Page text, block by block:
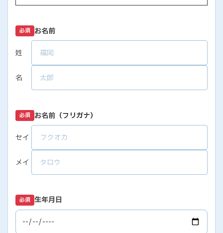
必須 お名前
姓
名
必須 お名前（フリガナ）
セイ
メイ
必須 生年月日